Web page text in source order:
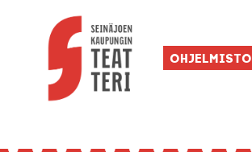
Ohjelmisto